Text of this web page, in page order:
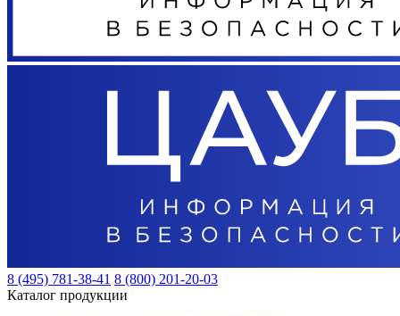
8 (495) 781-38-41 8 (800) 201-20-03
Каталог продукции